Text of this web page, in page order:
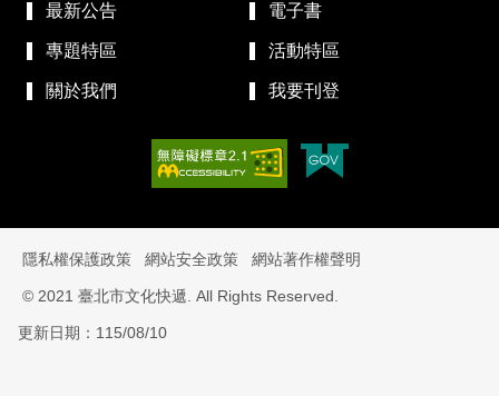
最新公告 電子書
專題特區 活動特區
關於我們 我要刊登
隱私權保護政策 網站安全政策 網站著作權聲明
© 2021 臺北市文化快遞. All Rights Reserved.
更新日期：115/08/10